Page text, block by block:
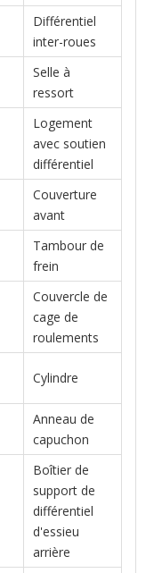
Différentiel
inter-roues
Selle à
ressort
Logement
avec soutien
différentiel
Couverture
avant
Tambour de
frein
Couvercle de
cage de
roulements
Cylindre
Anneau de
capuchon
Boîtier de
support de
différentiel
d'essieu
arrière